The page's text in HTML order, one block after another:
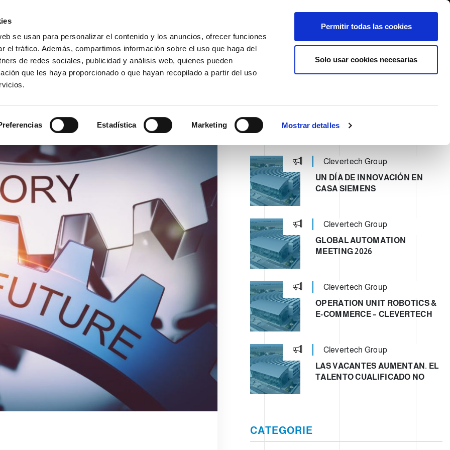
se usan para personalizar el contenido y los anuncios, ofrecer funciones
el tráfico. Además, compartimos información sobre el uso que haga del
de redes sociales, publicidad y análisis web, quienes pueden
que les haya proporcionado o que hayan recopilado a partir del uso
Estadística Marketing Mostrar detalles
Permitir todas las cookies
Solo usar cookies necesarias
Whistleblowing International/Español
EMPRESA PRODUCTOS VIDEO BLOG CASE HISTORY SERVICIOS
ULTIMI POST
Clevertech Group
UN DÍA DE INNOVACIÓN EN
CASA SIEMENS
Clevertech Group
GLOBAL AUTOMATION
MEETING 2026
Clevertech Group
OPERATION UNIT ROBOTICS &
E-COMMERCE – CLEVERTECH
Clevertech Group
LAS VACANTES AUMENTAN. EL
TALENTO CUALIFICADO NO
CATEGORIE